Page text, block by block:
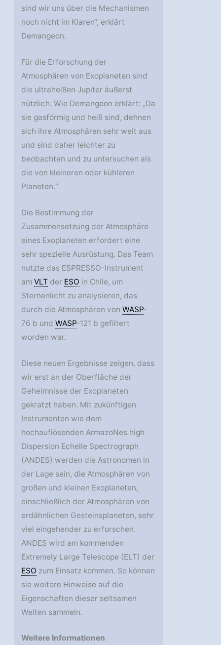
sind wir uns über die Mechanismen
noch nicht im Klaren“, erklärt
Demangeon.
Für die Erforschung der
Atmosphären von Exoplaneten sind
die ultraheißen Jupiter äußerst
nützlich. Wie Demangeon erklärt: „Da
sie gasförmig und heiß sind, dehnen
sich ihre Atmosphären sehr weit aus
und sind daher leichter zu
beobachten und zu untersuchen als
die von kleineren oder kühleren
Planeten.“
Die Bestimmung der
Zusammensetzung der Atmosphäre
eines Exoplaneten erfordert eine
sehr spezielle Ausrüstung. Das Team
nutzte das ESPRESSO-Instrument
amVLT der ESO in Chile, um
Sternenlicht zu analysieren, das
durch die Atmosphären vonWASP-
76 b undWASP-121 b gefiltert
worden war.
Diese neuen Ergebnisse zeigen, dass
wir erst an der Oberfläche der
Geheimnisse der Exoplaneten
gekratzt haben. Mit zukünftigen
Instrumenten wie dem
hochauflösenden ArmazoNes high
Dispersion Echelle Spectrograph
(ANDES) werden die Astronomen in
der Lage sein, die Atmosphären von
großen und kleinen Exoplaneten,
einschließlich der Atmosphären von
erdähnlichen Gesteinsplaneten, sehr
viel eingehender zu erforschen.
ANDES wird am kommenden
Extremely Large Telescope (ELT) der
ESO zum Einsatz kommen. So können
sie weitere Hinweise auf die
Eigenschaften dieser seltsamen
Welten sammeln.
Weitere Informationen